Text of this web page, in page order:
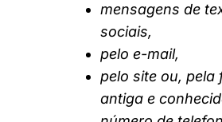
mensagens de
sociais,
pelo e-mail,
pelo site ou, pela
antiga e